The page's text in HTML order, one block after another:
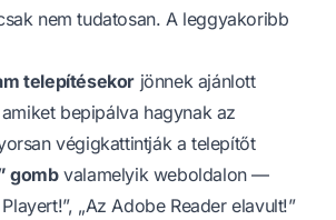
nem tudatosan. A leggyakoribb
telepítésekor jönnek ajánlott
bepipálva hagynak az
végigkattintják a telepítőt
gombvalamelyik weboldalon —
„Az Adobe Reader elavult!”